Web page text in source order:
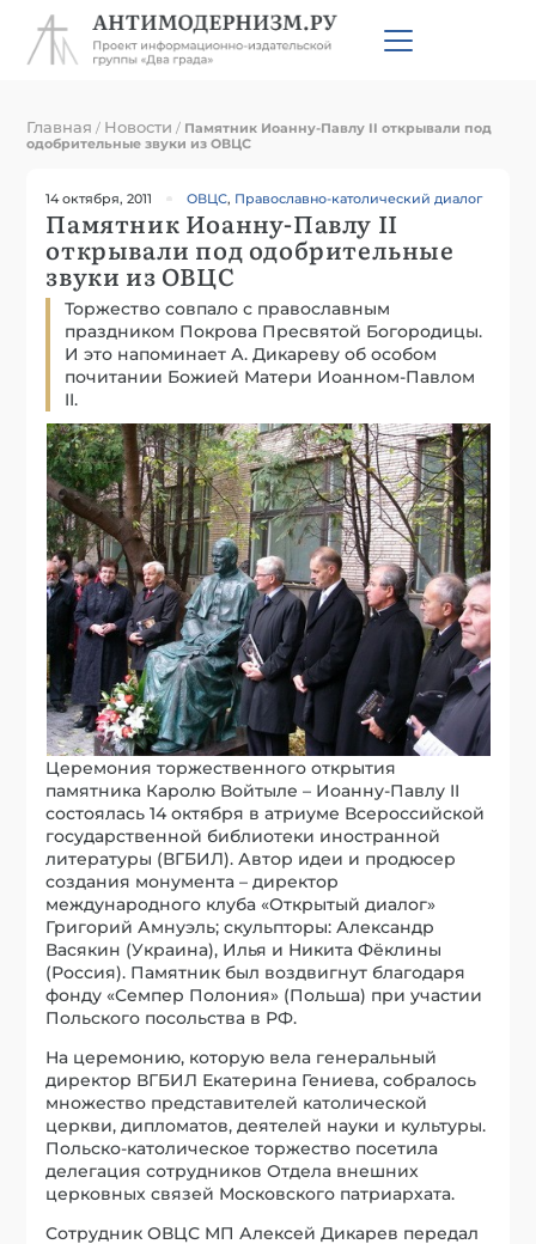
Главная / Новости / Памятник Иоанну-Павлу II открывали под
одобрительные звуки из ОВЦС
14 октября, 2011 ОВЦС, Православно-католический диалог
Памятник Иоанну-Павлу II
открывали под одобрительные
звуки из ОВЦС
Торжество совпало с православным
праздником Покрова Пресвятой Богородицы.
И это напоминает А. Дикареву об особом
почитании Божией Матери Иоанном-Павлом
II.
Церемония торжественного открытия
памятника Каролю Войтыле – Иоанну-Павлу II
состоялась 14 октября в атриуме Всероссийской
государственной библиотеки иностранной
литературы (ВГБИЛ). Автор идеи и продюсер
создания монумента – директор
международного клуба «Открытый диалог»
Григорий Амнуэль; скульпторы: Александр
Васякин (Украина), Илья и Никита Фёклины
(Россия). Памятник был воздвигнут благодаря
фонду «Семпер Полония» (Польша) при участии
Польского посольства в РФ.
На церемонию, которую вела генеральный
директор ВГБИЛ Екатерина Гениева, собралось
множество представителей католической
церкви, дипломатов, деятелей науки и культуры.
Польско-католическое торжество посетила
делегация сотрудников Отдела внешних
церковных связей Московского патриархата.
Сотрудник ОВЦС МП Алексей Дикарев передал